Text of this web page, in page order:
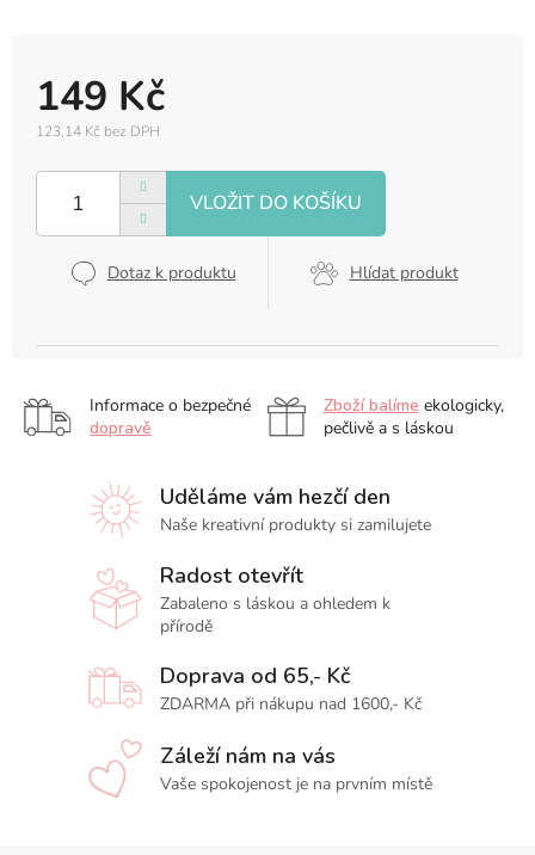
149 Kč
123,14 Kč bez DPH
cena:
Dotaz k produktu Hlídat produkt
Informace o bezpečné
dopravě
Zboží balíme ekologicky,
pečlivě a s láskou
Uděláme vám hezčí den
Naše kreativní produkty si zamilujete
Radost otevřít
Zabaleno s láskou a ohledem k
přírodě
Doprava od 65,- Kč
ZDARMA při nákupu nad 1600,- Kč
Záleží nám na vás
Vaše spokojenost je na prvním místě